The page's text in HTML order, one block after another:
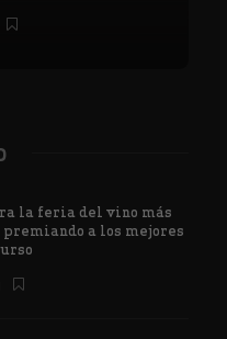
la feria del vino más
a los mejores